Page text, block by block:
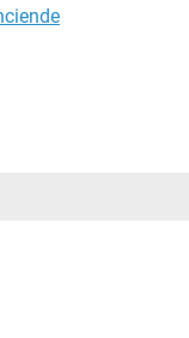
perfecto, lo